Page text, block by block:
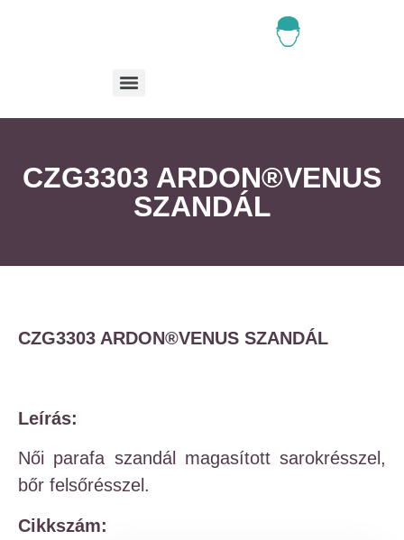
CZG3303 ARDON®VENUS
SZANDÁL
CZG3303 ARDON®VENUS SZANDÁL
Leírás:
Női parafa szandál magasított sarokrésszel,
bőr felsőrésszel.
Cikkszám: